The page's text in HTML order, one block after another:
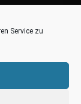
Service zu